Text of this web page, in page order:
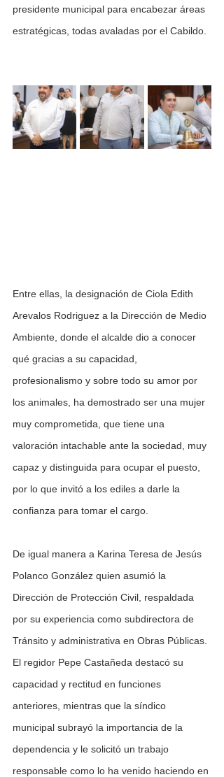
presidente municipal para encabezar áreas
estratégicas, todas avaladas por el Cabildo.
Entre ellas, la designación de Ciola Edith
Arevalos Rodriguez a la Dirección de Medio
Ambiente, donde el alcalde dio a conocer
qué gracias a su capacidad,
profesionalismo y sobre todo su amor por
los animales, ha demostrado ser una mujer
muy comprometida, que tiene una
valoración intachable ante la sociedad, muy
capaz y distinguida para ocupar el puesto,
por lo que invitó a los ediles a darle la
confianza para tomar el cargo.
De igual manera a Karina Teresa de Jesús
Polanco González quien asumió la
Dirección de Protección Civil, respaldada
por su experiencia como subdirectora de
Tránsito y administrativa en Obras Públicas.
El regidor Pepe Castañeda destacó su
capacidad y rectitud en funciones
anteriores, mientras que la síndico
municipal subrayó la importancia de la
dependencia y le solicitó un trabajo
responsable como lo ha venido haciendo en